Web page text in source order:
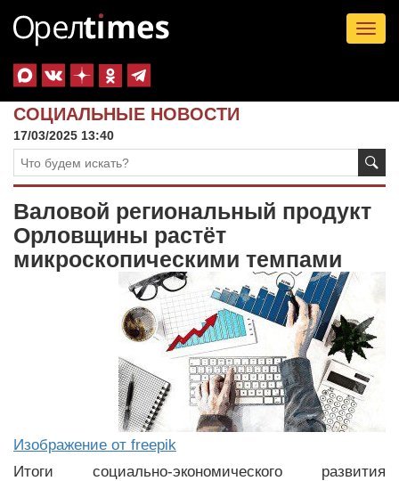
СОЦИАЛЬНЫЕ НОВОСТИ
17/03/2025 13:40
Валовой региональный продукт
Орловщины растёт
микроскопическими темпами
Изображение от freepik
Итоги социально-экономического развития